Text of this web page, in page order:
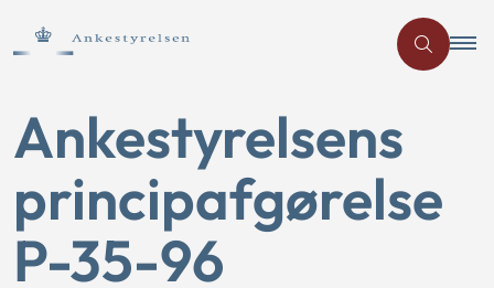
Ankestyrelsens
principafgørelse
P-35-96